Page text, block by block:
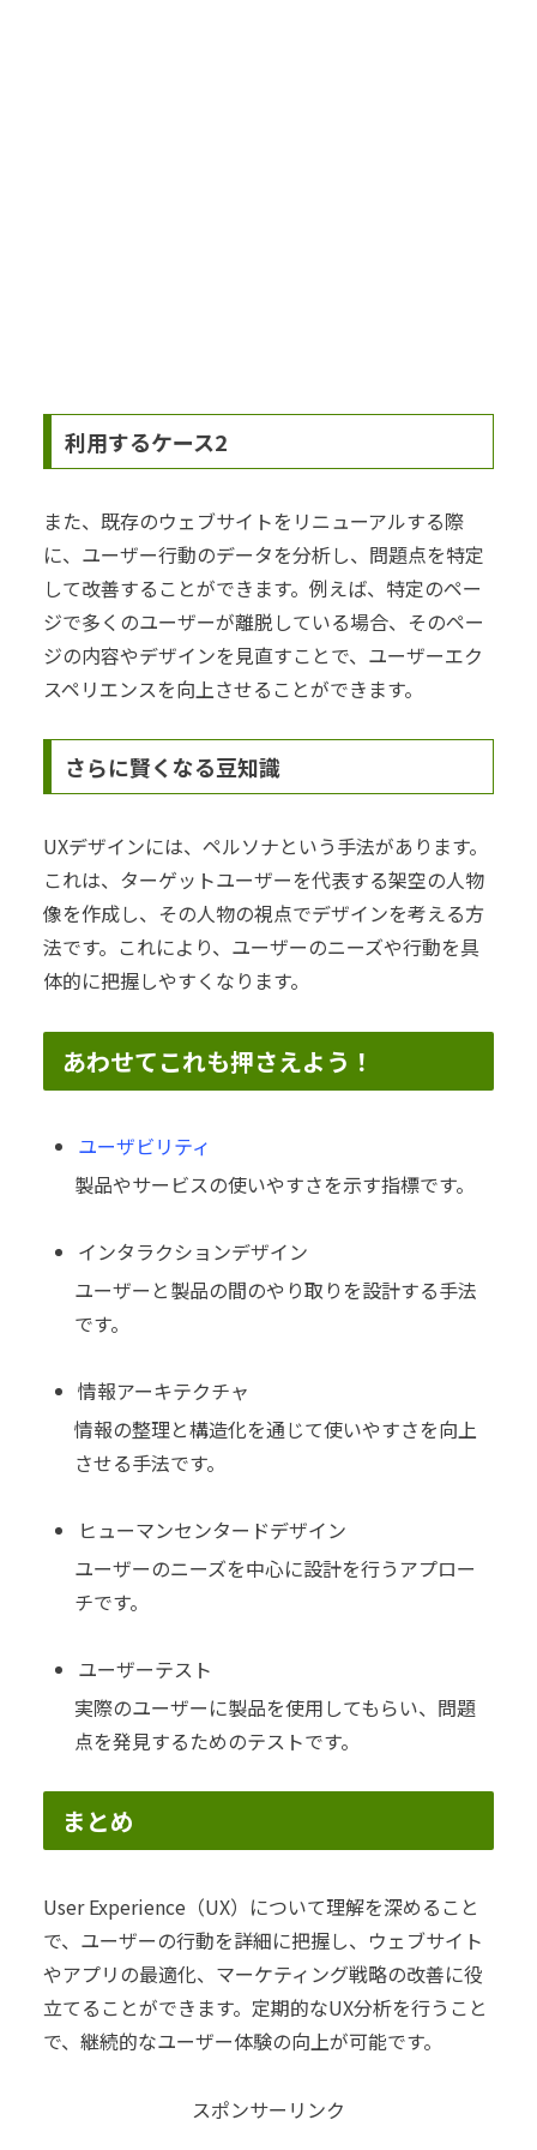
利用するケース2
また、既存のウェブサイトをリニューアルする際
に、ユーザー行動のデータを分析し、問題点を特定
して改善することができます。例えば、特定のペー
ジで多くのユーザーが離脱している場合、そのペー
ジの内容やデザインを見直すことで、ユーザーエク
スペリエンスを向上させることができます。
さらに賢くなる豆知識
UXデザインには、ペルソナという手法があります。
これは、ターゲットユーザーを代表する架空の人物
像を作成し、その人物の視点でデザインを考える方
法です。これにより、ユーザーのニーズや行動を具
体的に把握しやすくなります。
あわせてこれも押さえよう！
ユーザビリティ
製品やサービスの使いやすさを示す指標です。
インタラクションデザイン
ユーザーと製品の間のやり取りを設計する手法
です。
情報アーキテクチャ
情報の整理と構造化を通じて使いやすさを向上
させる手法です。
ヒューマンセンタードデザイン
ユーザーのニーズを中心に設計を行うアプロー
チです。
ユーザーテスト
実際のユーザーに製品を使用してもらい、問題
点を発見するためのテストです。
まとめ
User Experience（UX）について理解を深めること
で、ユーザーの行動を詳細に把握し、ウェブサイト
やアプリの最適化、マーケティング戦略の改善に役
立てることができます。定期的なUX分析を行うこと
で、継続的なユーザー体験の向上が可能です。
スポンサーリンク